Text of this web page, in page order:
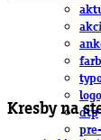
dtp
Kresby na